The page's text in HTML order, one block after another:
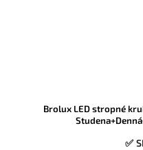
Brolux LED stropné
✅